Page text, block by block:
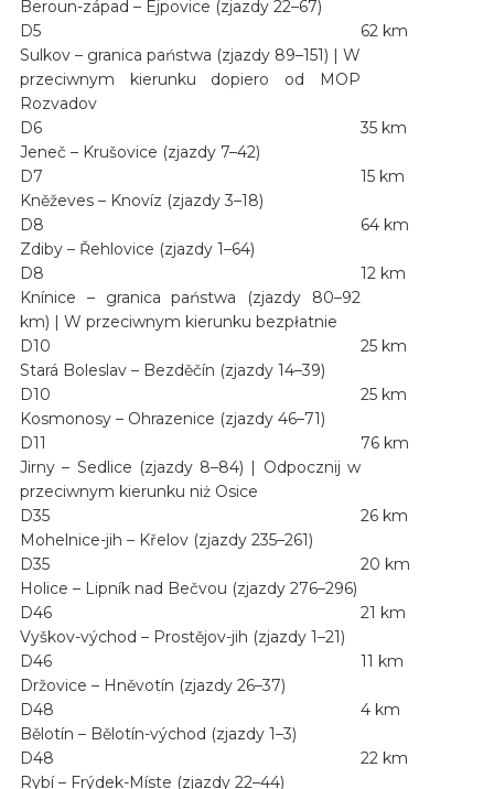
Beroun-západ – Ejpovice (zjazdy 22–67)
D5
Sulkov – granica państwa (zjazdy 89–151) | W
przeciwnym kierunku dopiero od MOP
Rozvadov
62 km
D6
Jeneč – Krušovice (zjazdy 7–42)
35 km
D7
Kněževes – Knovíz (zjazdy 3–18)
15 km
D8
Zdiby – Řehlovice (zjazdy 1–64)
64 km
D8
Knínice – granica państwa (zjazdy 80–92
km) | W przeciwnym kierunku bezpłatnie
12 km
D10
Stará Boleslav – Bezděčín (zjazdy 14–39)
25 km
D10
Kosmonosy – Ohrazenice (zjazdy 46–71)
25 km
D11
Jirny – Sedlice (zjazdy 8–84) | Odpocznij w
przeciwnym kierunku niż Osice
76 km
D35
Mohelnice-jih – Křelov (zjazdy 235–261)
26 km
D35
Holice – Lipník nad Bečvou (zjazdy 276–296)
20 km
D46
Vyškov-východ – Prostějov-jih (zjazdy 1–21)
21 km
D46
Držovice – Hněvotín (zjazdy 26–37)
11 km
D48
Bělotín – Bělotín-východ (zjazdy 1–3)
4 km
D48
Rybí – Frýdek-Míste (zjazdy 22–44)
22 km